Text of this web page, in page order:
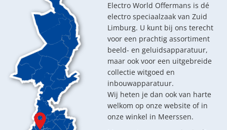
Electro World Offermans is dé
electro speciaalzaak van Zuid
Limburg. U kunt bij ons terecht
voor een prachtig assortiment
beeld- en geluidsapparatuur,
maar ook voor een uitgebreide
collectie witgoed en
inbouwapparatuur.
Wij heten je dan ook van harte
welkom op onze website of in
onze winkel in Meerssen.